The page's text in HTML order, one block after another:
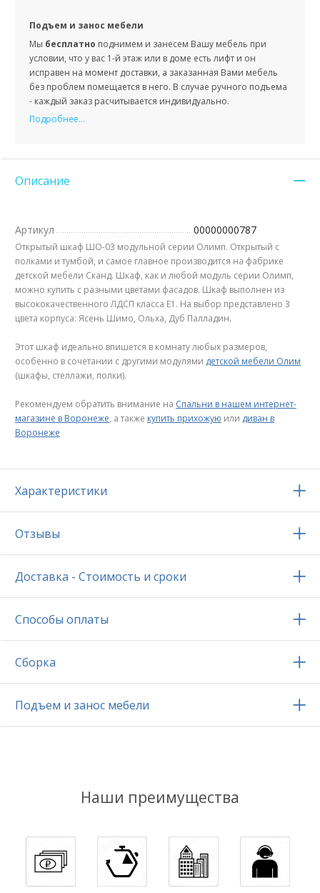
Подъем и занос мебели
Мы бесплатно поднимем и занесем Вашу мебель при
условии, что у вас 1-й этаж или в доме есть лифт и он
исправен на момент доставки, а заказанная Вами мебель
без проблем помещается в него. В случае ручного подъема
- каждый заказ расчитывается индивидуально.
Подробнее...
Описание
Артикул 00000000787
Открытый шкаф ШО-03 модульной серии Олимп. Открытый с
полками и тумбой, и самое главное производится на фабрике
детской мебели Сканд. Шкаф, как и любой модуль серии Олимп,
можно купить с разными цветами фасадов. Шкаф выполнен из
высококачественного ЛДСП класса Е1. На выбор представлено 3
цвета корпуса: Ясень Шимо, Ольха, Дуб Палладин.
Этот шкаф идеально впишется в комнату любых размеров,
особенно в сочетании с другими модулями детской мебели Олим
(шкафы, стеллажи, полки).
Рекомендуем обратить внимание на Спальни в нашем интернет-
магазине в Воронеже, а также купить прихожую или диван в
Воронеже
Характеристики
Отзывы
Доставка - Стоимость и сроки
Способы оплаты
Сборка
Подъем и занос мебели
Наши преимущества